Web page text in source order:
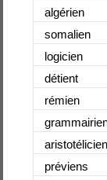
algérien
somalien
logicien
détient
rémien
aristotélicien
préviens